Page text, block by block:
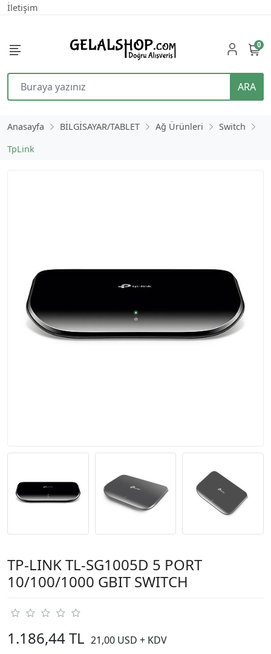
İletişim
ARA
0
Anasayfa BİLGİSAYAR/TABLET Ağ Ürünleri
Switch
TpLink
TP-LINK TL-SG1005D 5 PORT
10/100/1000 GBIT SWITCH
1.186,44 TL 21,00 USD + KDV